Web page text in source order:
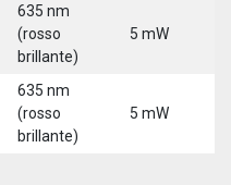
635 nm
(rosso
brillante)
5 mW
635 nm
(rosso
brillante)
5 mW